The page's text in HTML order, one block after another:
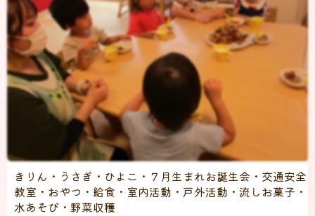
きりん・うさぎ・ひよこ・７月生まれお誕生会・交通安全
教室・おやつ・給食・室内活動・戸外活動・流しお菓子・
水あそび・野菜収穫